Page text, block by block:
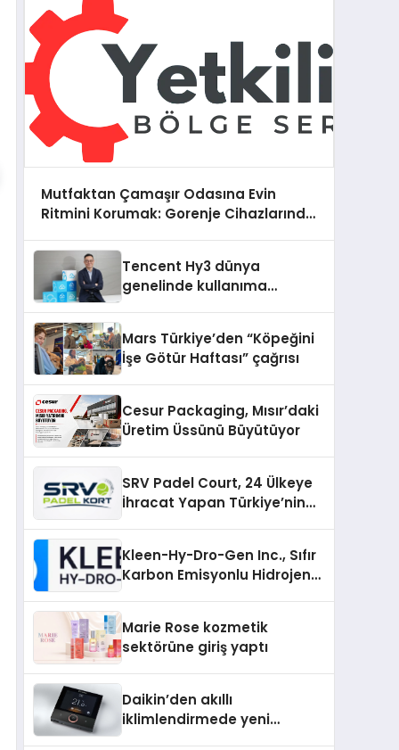
Mutfaktan Çamaşır Odasına Evin
Ritmini Korumak: Gorenje Cihazlarında
Tencent Hy3 dünya
genelinde kullanıma
Mars Türkiye’den “Köpeğini
İşe Götür Haftası” çağrısı
Cesur Packaging, Mısır’daki
Üretim Üssünü Büyütüyor
SRV Padel Court, 24 Ülkeye
İhracat Yapan Türkiye’nin
Kleen-Hy-Dro-Gen Inc., Sıfır
Karbon Emisyonlu Hidrojen
Aldı
Marie Rose kozmetik
sektörüne giriş yaptı
Daikin’den akıllı
iklimlendirmede yeni